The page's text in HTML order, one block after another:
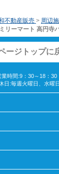
不動産販売 > 周辺
リーマート 高円寺
ージトップに
業時間:9：30～18：30
日:毎週火曜日、水曜日